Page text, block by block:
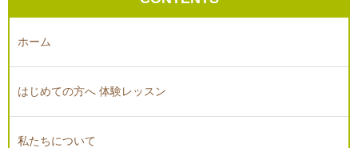
ホーム
はじめての方へ 体験レッスン
私たちについて